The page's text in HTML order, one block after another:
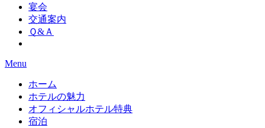
宴会
交通案内
Ｑ&Ａ
Menu
ホーム
ホテルの魅力
オフィシャルホテル特典
宿泊